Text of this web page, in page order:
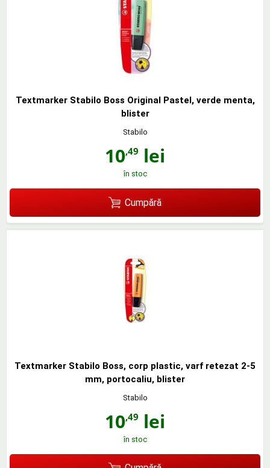
Textmarker Stabilo Boss Original Pastel, verde menta,
blister
Stabilo
10,49 lei
în stoc
Cumpără
Textmarker Stabilo Boss, corp plastic, varf retezat 2-5
mm, portocaliu, blister
Stabilo
10,49 lei
în stoc